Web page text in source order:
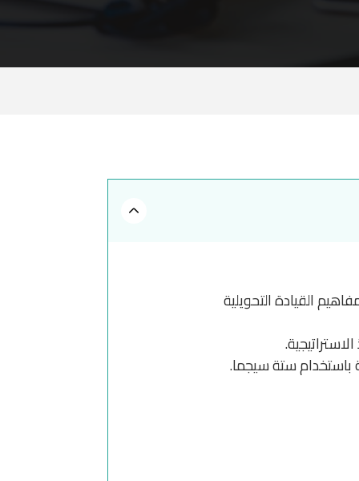
القيادة التحويلية